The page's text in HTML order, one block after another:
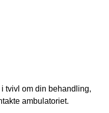
tvivl om din behandling,
ambulatoriet.